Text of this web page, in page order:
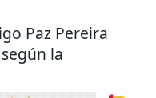
Paz Pereira
la